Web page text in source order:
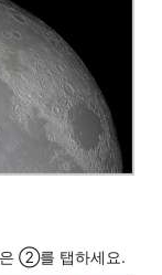
②를 탭하세요.